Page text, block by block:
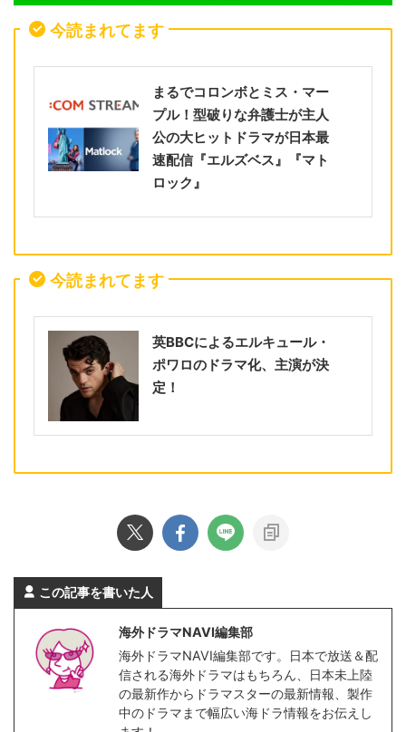
今読まれてます
まるでコロンボとミス・マー
プル！型破りな弁護士が主人
公の大ヒットドラマが日本最
速配信『エルズベス』『マト
ロック』
今読まれてます
英BBCによるエルキュール・
ポワロのドラマ化、主演が決
定！
この記事を書いた人
海外ドラマNAVI編集部
海外ドラマNAVI編集部です。日本で放送＆配
信される海外ドラマはもちろん、日本未上陸
の最新作からドラマスターの最新情報、製作
中のドラマまで幅広い海ドラ情報をお伝えし